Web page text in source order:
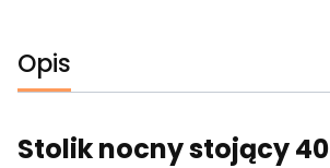
Opis
Stolik nocny stojący 40